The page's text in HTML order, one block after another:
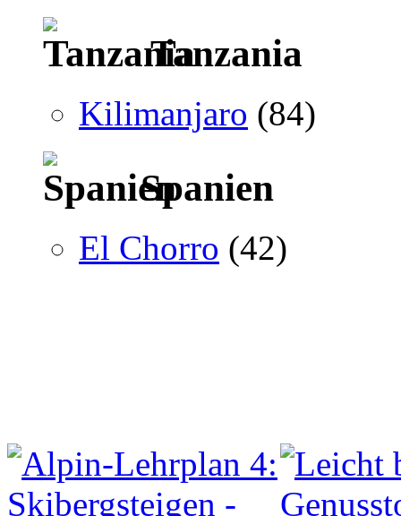
Tanzania
Kilimanjaro (84)
Spanien
El Chorro (42)